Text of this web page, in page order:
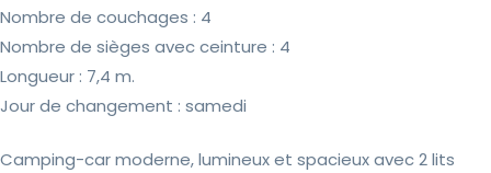
Nombre de couchages : 4
Nombre de sièges avec ceinture : 4
Longueur : 7,4 m.
Jour de changement : samedi
Camping-car moderne, lumineux et spacieux avec 2 lits